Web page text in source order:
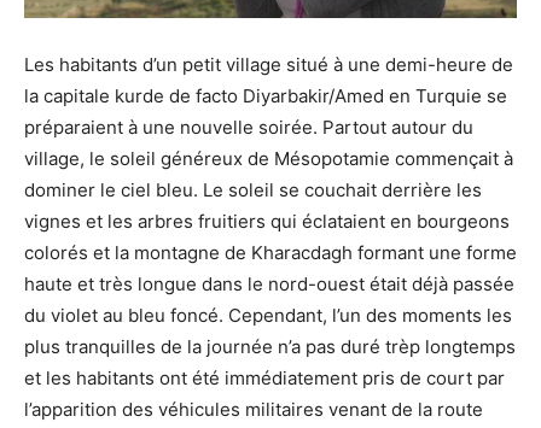
Les habitants d’un petit village situé à une demi-heure de
la capitale kurde de facto Diyarbakir/Amed en Turquie se
préparaient à une nouvelle soirée. Partout autour du
village, le soleil généreux de Mésopotamie commençait à
dominer le ciel bleu. Le soleil se couchait derrière les
vignes et les arbres fruitiers qui éclataient en bourgeons
colorés et la montagne de Kharacdagh formant une forme
haute et très longue dans le nord-ouest était déjà passée
du violet au bleu foncé. Cependant, l’un des moments les
plus tranquilles de la journée n’a pas duré trèp longtemps
et les habitants ont été immédiatement pris de court par
l’apparition des véhicules militaires venant de la route